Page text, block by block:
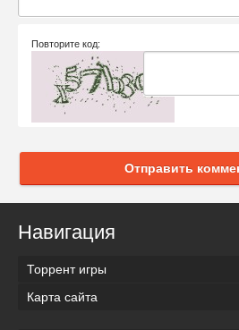
Повторите код:
Отправить
Навигация
Торрент игры
Карта сайта